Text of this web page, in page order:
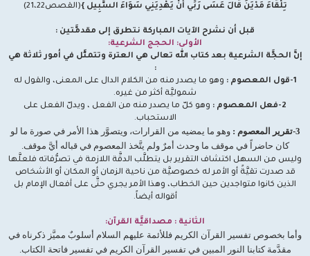
تِلْقَاءَ مَدْيَنَ قَالَ عَسَى رَبِّي أَنْ يَهْدِيَنِي سَوَاءَ السَّبِيل }(القصص21،22)
قبل أن نشرح الآيات المباركة نتطرق إلى مقدمَّتين :
الأولى: الحجج الشرعية:
إنَّ الحجَّة الشرعية بعد كتاب الله تعالى هي العترة وتتمثَّل في أمور ثلاثة هي
:
1-قول المعصوم :
وهو ما يصدر منه من الكلام الدال على المعنى، والقول له
شموليَّة أكثر من غيره.
2-فعل المعصوم :
وهو كلّ ما يصدر منه من الفعل ، ويدلّ الفعل على
الاستحباب.
3-تقرير المعصوم :
وهو ما يمضيه من القرارات، ويتصوَّر هذا الأمر في صورة ما لو
كان حاضراً في موقف ما وحدث أمرٌ ولم يتَّخذ المعصوم في قباله أيَّ موقف.
وليس من السهل اكتشاف التقرير بل يتطلَّب الدقَّة اللازمة في تصرُّفاته فلعلَّها
قد صدرت تقيَّةً أو الأمر له خصوصيَّة من ناحية الزمان أو المكان أو الأشخاص
الذين كانوا متواجدين حين الخطاب، وهذا الأمر يجري حتَّى على أفعال الإمام بل
أقواله أيضاً.
الثانية : مصداقيَّة القرآن:
وأما بخصوص تفسير القرآن الكريم فللأئمة عليهم السلام أسلوبٌ مميَّز ذكرناه في
مقدَّمة كتابنا النور المبين في تفسير القرآن الكريم في تفسير فاتحة الكتاب.